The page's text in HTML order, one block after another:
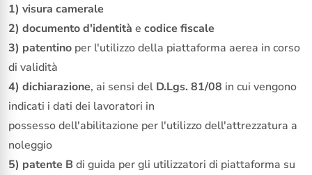
1) visura camerale
2) documento d'identità e codice fiscale
3) patentino per l'utilizzo della piattaforma aerea in corso
di validità
4) dichiarazione, ai sensi del D.Lgs. 81/08 in cui vengono
indicati i dati dei lavoratori in
possesso dell'abilitazione per l'utilizzo dell'attrezzatura a
noleggio
5) patente B di guida per gli utilizzatori di piattaforma su